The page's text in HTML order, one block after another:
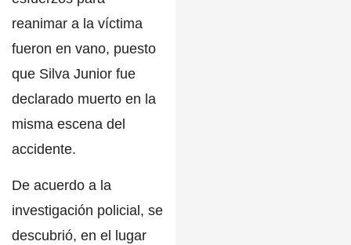
reanimar a la víctima
fueron en vano, puesto
que Silva Junior fue
declarado muerto en la
misma escena del
accidente.
De acuerdo a la
investigación policial, se
descubrió, en el lugar